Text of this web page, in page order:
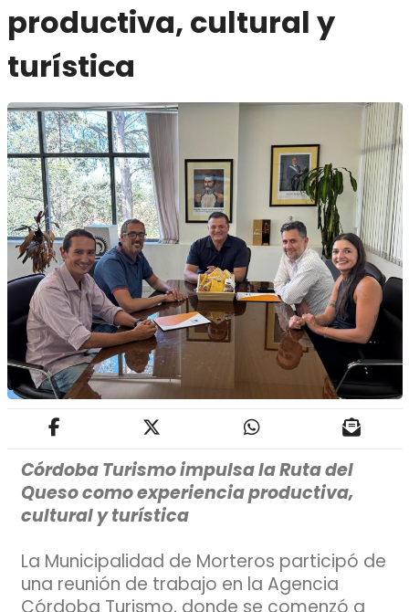
productiva, cultural y
turística
Córdoba Turismo impulsa la Ruta del
Queso como experiencia productiva,
cultural y turística
La Municipalidad de Morteros participó de
una reunión de trabajo en la Agencia
Córdoba Turismo, donde se comenzó a